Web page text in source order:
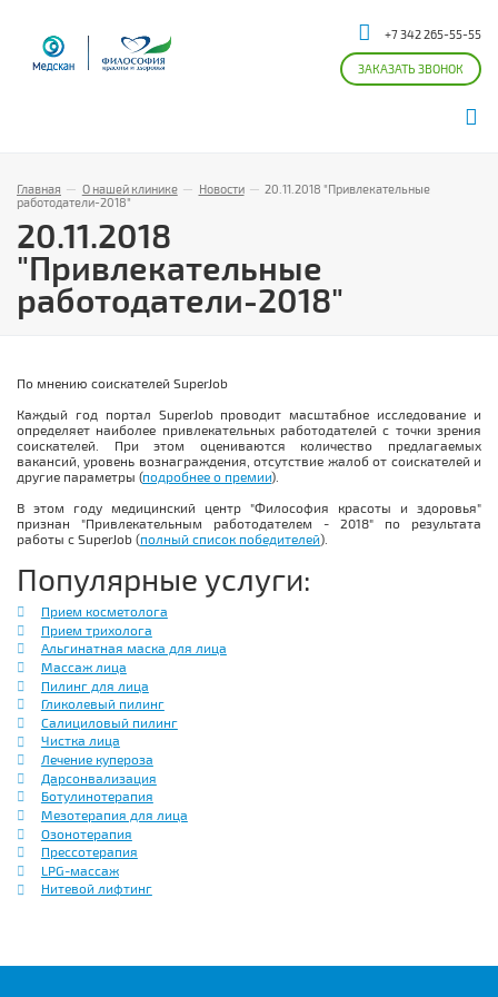
+7 342 265-55-55
ЗАКАЗАТЬ ЗВОНОК
Главная — О нашей клинике — Новости — 20.11.2018 "Привлекательные
работодатели-2018"
20.11.2018
"Привлекательные
работодатели-2018"
По мнению соискателей SuperJob
Каждый год портал SuperJob проводит масштабное исследование и
определяет наиболее привлекательных работодателей с точки зрения
соискателей. При этом оцениваются количество предлагаемых
вакансий, уровень вознаграждения, отсутствие жалоб от соискателей и
другие параметры (подробнее о премии).
В этом году медицинский центр "Философия красоты и здоровья"
признан "Привлекательным работодателем - 2018" по результата
работы с SuperJob (полный список победителей).
Популярные услуги:
Прием косметолога
Прием трихолога
Альгинатная маска для лица
Массаж лица
Пилинг для лица
Гликолевый пилинг
Салициловый пилинг
Чистка лица
Лечение купероза
Дарсонвализация
Ботулинотерапия
Мезотерапия для лица
Озонотерапия
Прессотерапия
LPG-массаж
Нитевой лифтинг